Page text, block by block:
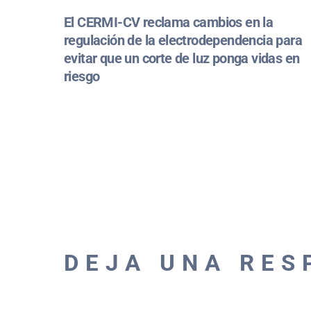
El CERMI-CV reclama cambios en la
regulación de la electrodependencia para
evitar que un corte de luz ponga vidas en
riesgo
DEJA UNA